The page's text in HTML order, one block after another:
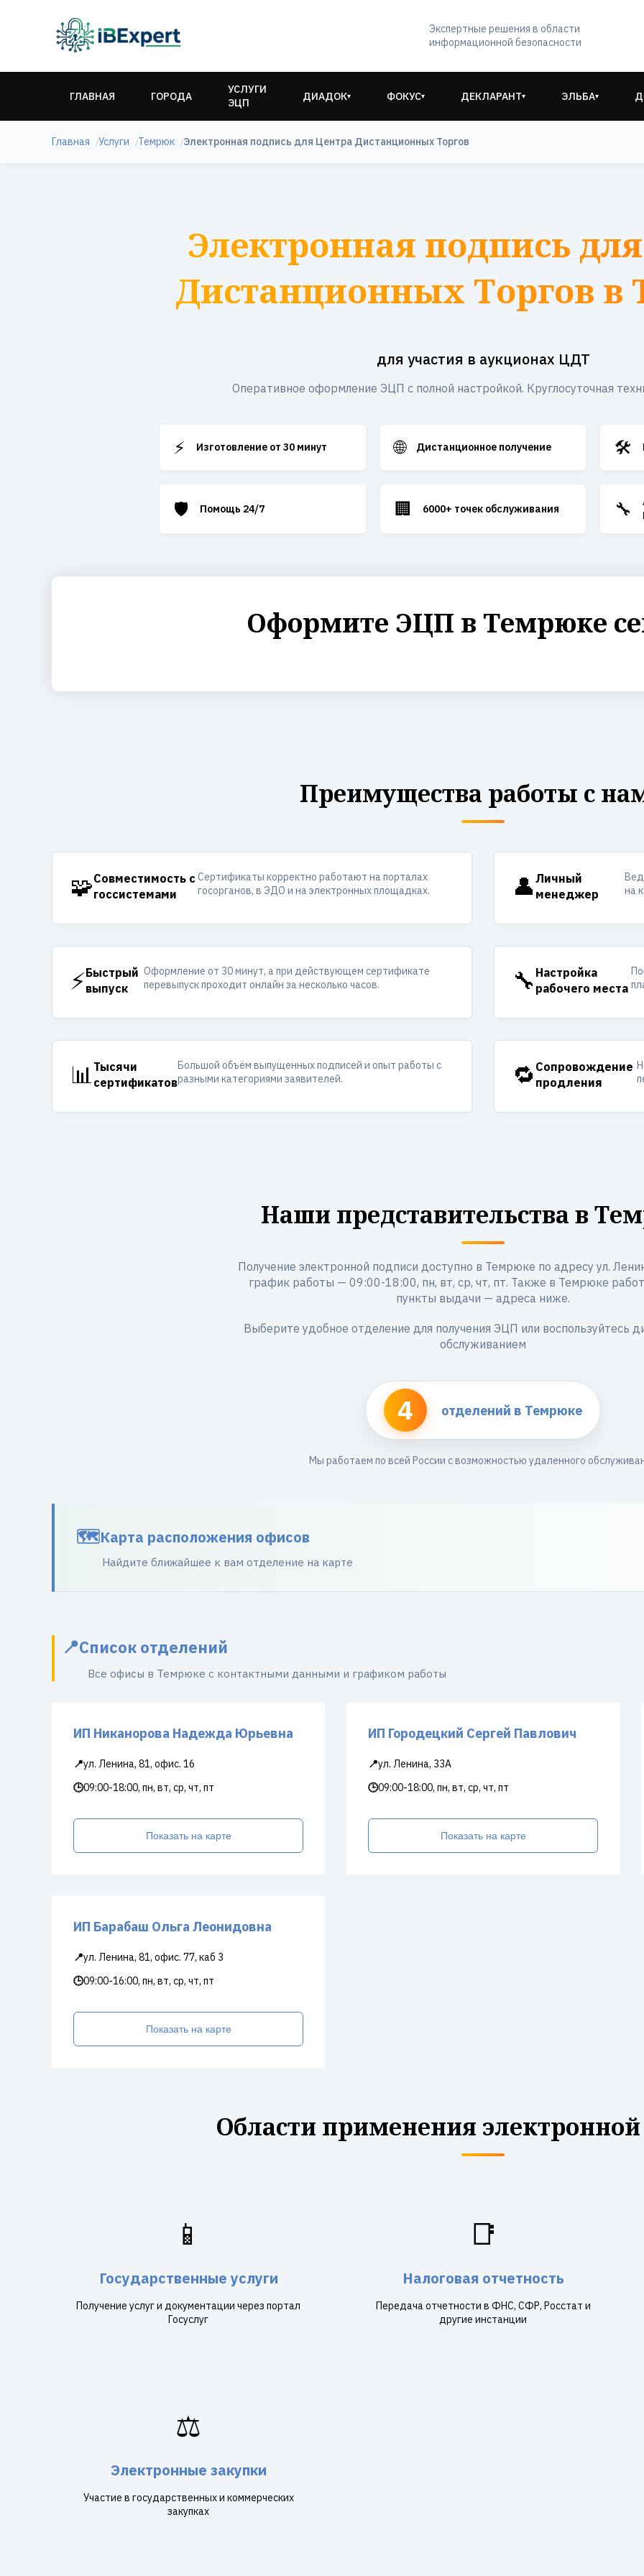
Экспертные решения в области
информационной безопасности
ГЛАВНАЯ ГОРОДА
УСЛУГИ
ЭЦП
ДИАДОК▾ ФОКУС▾ ДЕКЛАРАНТ▾ ЭЛЬБА▾
Главная Услуги Темрюк Электронная подпись для Центра Дистанционных Торгов
Электронная подпись
Дистанционных Торгов в
для участия в аукционах ЦДТ
Оперативное оформление ЭЦП с полной настройкой. Круглосуточная
⚡ Изготовление от 30 минут 🌐 Дистанционное получение 🛠️
🛡️ Помощь 24/7 🏢 6000+ точек обслуживания 🔧
Оформите ЭЦП в Темрюке
Преимущества работы с
🧩Совместимость с
госсистемами
Сертификаты корректно работают на порталах
госорганов, в ЭДО и на электронных площадках.
👤 Личный
менеджер
на
⚡Быстрый
выпуск
Оформление от 30 минут, а при действующем сертификате
перевыпуск проходит онлайн за несколько часов.
🔧 Настройка
рабочего места
📊 Тысячи
сертификатов
Большой объём выпущенных подписей и опыт работы с
разными категориями заявителей.
🔁 Сопровождение
продления
Наши представительства в
Получение электронной подписи доступно в Темрюке по адресу ул.
график работы — 09:00-18:00, пн, вт, ср, чт, пт. Также в Темрюке
пункты выдачи — адреса ниже.
Выберите удобное отделение для получения ЭЦП или воспользуйтесь
обслуживанием
4 отделений в Темрюке
Мы работаем по всей России с возможностью удаленного
Карта расположения офисов
Найдите ближайшее к вам отделение на карте
Список отделений
Все офисы в Темрюке с контактными данными и графиком работы
ИП Никанорова Надежда Юрьевна
📍ул. Ленина, 81, офис. 16
🕒09:00-18:00, пн, вт, ср, чт, пт
Показать на карте
ИП Городецкий Сергей Павлович
📍ул. Ленина, 33А
🕒09:00-18:00, пн, вт, ср, чт, пт
Показать на карте
ИП Барабаш Ольга Леонидовна
📍ул. Ленина, 81, офис. 77, каб 3
🕒09:00-16:00, пн, вт, ср, чт, пт
Показать на карте
Области применения
📱
Государственные услуги
Получение услуг и документации через портал
Госуслуг
📑
Налоговая отчетность
Передача отчетности в ФНС, СФР, Росстат и
другие инстанции
⚖️
Электронные закупки
Участие в государственных и коммерческих
закупках